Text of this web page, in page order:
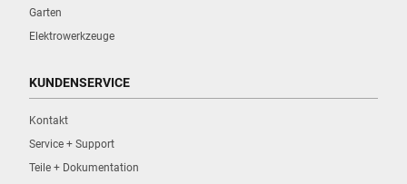
Garten
Elektrowerkzeuge
KUNDENSERVICE
Kontakt
Service + Support
Teile + Dokumentation